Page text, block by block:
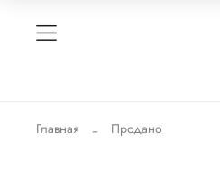
Главная Продано